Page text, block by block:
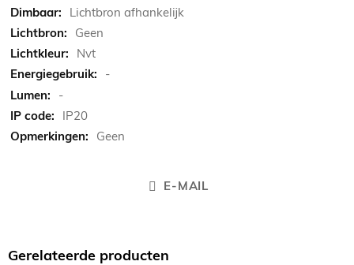
Lichtbron afhankelijk
Geen
Nvt
-
-
IP20
Geen
E-MAIL
Gerelateerde producten